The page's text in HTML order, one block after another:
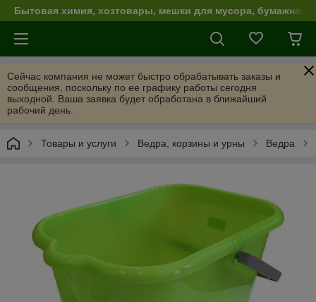
Бытовая химия, хозтовары, мешки для мусора, бумажная
Сейчас компания не может быстро обрабатывать заказы и
сообщения, поскольку по ее графику работы сегодня
выходной. Ваша заявка будет обработана в ближайший
рабочий день.
Товары и услуги Ведра, корзины и урны Ведра